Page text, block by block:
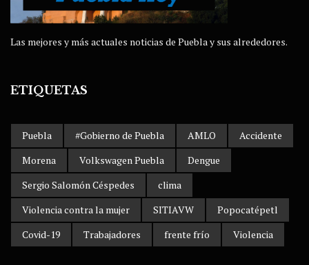
Las mejores y más actuales noticias de Puebla y sus alrededores.
ETIQUETAS
Puebla #Gobierno de Puebla AMLO
Accidente
Morena
Volkswagen Puebla
Dengue
Sergio Salomón Céspedes
clima
Violencia contra la mujer
SITIAVW
Popocatépetl
Covid-19
Trabajadores frente frío Violencia